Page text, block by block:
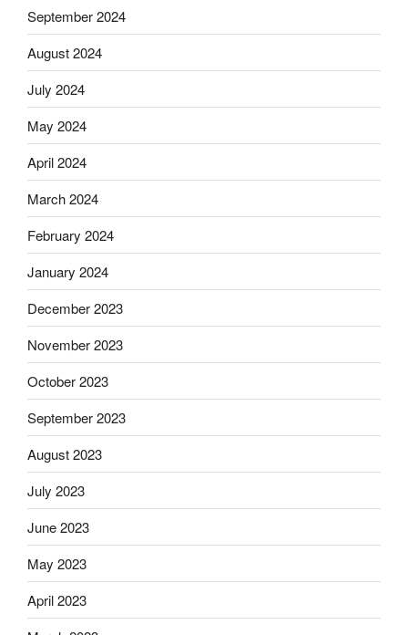
September 2024
August 2024
July 2024
May 2024
April 2024
March 2024
February 2024
January 2024
December 2023
November 2023
October 2023
September 2023
August 2023
July 2023
June 2023
May 2023
April 2023